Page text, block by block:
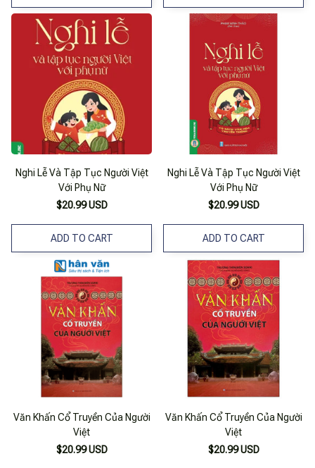
Nghi Lễ Và Tập Tục Người Việt
Với Phụ Nữ
$20.99 USD
ADD TO CART
Nghi Lễ Và Tập Tục Người Việt
Với Phụ Nữ
$20.99 USD
ADD TO CART
Văn Khấn Cổ Truyền Của Người
Việt
$20.99 USD
Văn Khấn Cổ Truyền Của Người
Việt
$20.99 USD